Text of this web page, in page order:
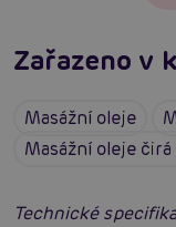
Zařazeno v
Masážní oleje
Masážní oleje
Technické